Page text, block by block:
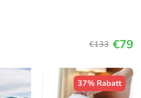
€133 €79
37% Rabatt